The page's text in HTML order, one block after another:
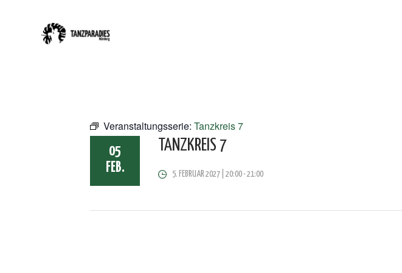
Veranstaltungsserie: Tanzkreis 7
05
FEB.
TANZKREIS 7
5. FEBRUAR 2027 | 20:00-21:00